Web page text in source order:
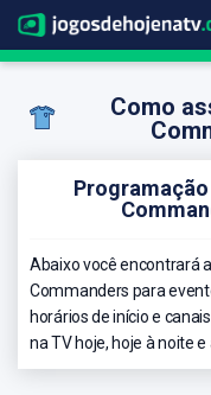
Como
Abaixo você encontrará
Commanders para
horários de início e
na TV hoje, hoje à noite e